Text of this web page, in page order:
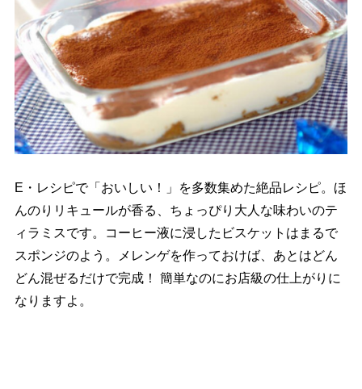
E・レシピで「おいしい！」を多数集めた絶品レシピ。ほ
んのりリキュールが香る、ちょっぴり大人な味わいのテ
ィラミスです。コーヒー液に浸したビスケットはまるで
スポンジのよう。メレンゲを作っておけば、あとはどん
どん混ぜるだけで完成！ 簡単なのにお店級の仕上がりに
なりますよ。